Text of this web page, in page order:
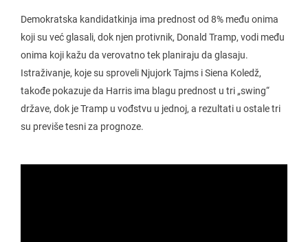
Demokratska kandidatkinja ima prednost od 8% među onima
koji su već glasali, dok njen protivnik, Donald Tramp, vodi među
onima koji kažu da verovatno tek planiraju da glasaju.
Istraživanje, koje su sproveli Njujork Tajms i Siena Koledž,
takođe pokazuje da Harris ima blagu prednost u tri „swing“
države, dok je Tramp u vođstvu u jednoj, a rezultati u ostale tri
su previše tesni za prognoze.